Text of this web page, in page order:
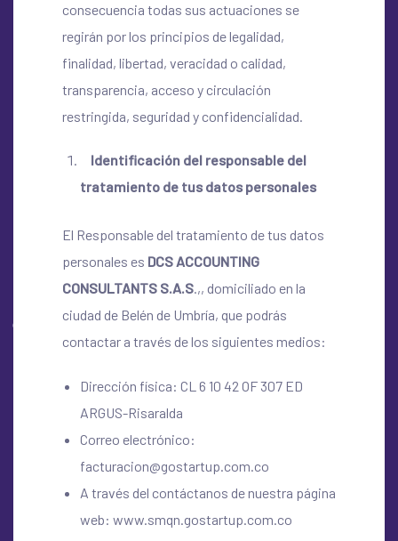
consecuencia todas sus actuaciones se
regirán por los principios de legalidad,
finalidad, libertad, veracidad o calidad,
transparencia, acceso y circulación
restringida, seguridad y confidencialidad.
Identificación del responsable del
tratamiento de tus datos personales
El Responsable del tratamiento de tus datos
personales es DCS ACCOUNTING
CONSULTANTS S.A.S.,, domiciliado en la
ciudad de Belén de Umbría, que podrás
contactar a través de los siguientes medios:
Dirección física: CL 6 10 42 OF 307 ED
ARGUS-Risaralda
Correo electrónico:
facturacion@gostartup.com.co
A través del contáctanos de nuestra página
web: www.smqn.gostartup.com.co